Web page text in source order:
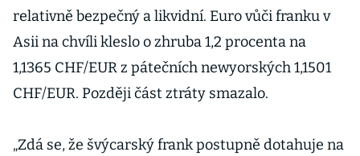
relativně bezpečný a likvidní. Euro vůči franku v
Asii na chvíli kleslo o zhruba 1,2 procenta na
1,1365 CHF/EUR z pátečních newyorských 1,1501
CHF/EUR. Později část ztráty smazalo.
„Zdá se, že švýcarský frank postupně dotahuje na